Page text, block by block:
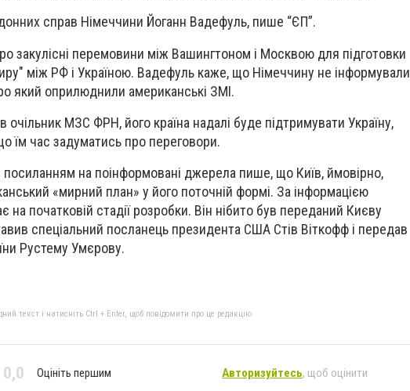
справ Німеччини Йоганн Вадефуль, пише “ЄП”.
закулісні перемовини між Вашингтоном і Москвою для підготовки
між РФ і Україною. Вадефуль каже, що Німеччину не інформували
який оприлюднили американські ЗМІ.
МЗС ФРН, його країна надалі буде підтримувати Україну,
їм час задуматись про переговори.
посиланням на поінформовані джерела пише, що Київ, ймовірно,
«мирний план» у його поточній формі. За інформацією
початковій стадії розробки. Він нібито був переданий Києву
спеціальний посланець президента США Стів Віткофф і передав
Рустему Умєрову.
текст і натисніть Ctrl + Enter, щоб повідомити про це редакцію
0,0 Оцініть першим Авторизуйтесь, щоб оцінити